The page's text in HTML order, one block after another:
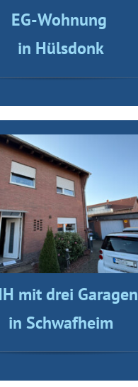
EG-Wohnung
in Hülsdonk
mit drei Garagen
in Schwafheim